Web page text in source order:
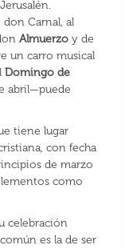
don Carnal, al
Almuerzoy de
un carro musical
Domingo de
abril—puede
tiene lugar
con fecha
de marzo
como
celebración
es la de ser